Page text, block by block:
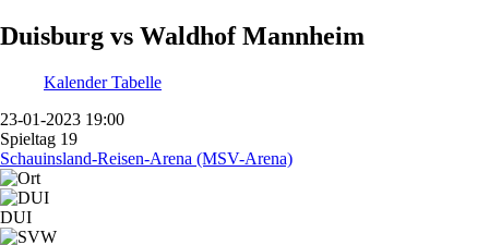
Duisburg vs Waldhof Mannheim
KalenderTabelle
23-01-2023 19:00
Spieltag 19
Schauinsland-Reisen-Arena (MSV-Arena)
DUI